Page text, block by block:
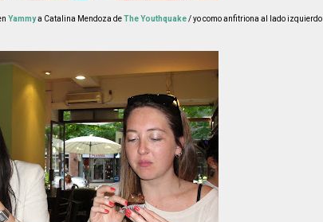
Yammya Catalina Mendoza deThe Youthquake/ yo como anfitriona al lado izquierdo